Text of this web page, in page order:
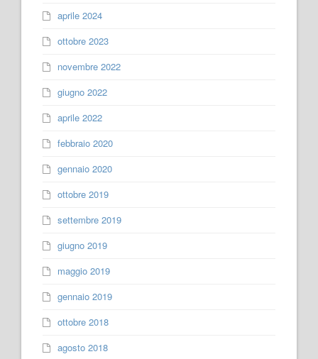
aprile 2024
ottobre 2023
novembre 2022
giugno 2022
aprile 2022
febbraio 2020
gennaio 2020
ottobre 2019
settembre 2019
giugno 2019
maggio 2019
gennaio 2019
ottobre 2018
agosto 2018